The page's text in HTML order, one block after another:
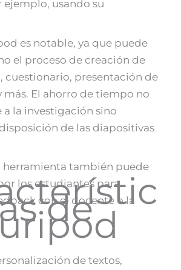
ejemplo, usando su
es notable, ya que puede
el proceso de creación de
cuestionario, presentación de
más. El ahorro de tiempo no
a la investigación sino
de las diapositivas
herramienta también puede
los estudiantes para
con el docente o la
de
de textos,